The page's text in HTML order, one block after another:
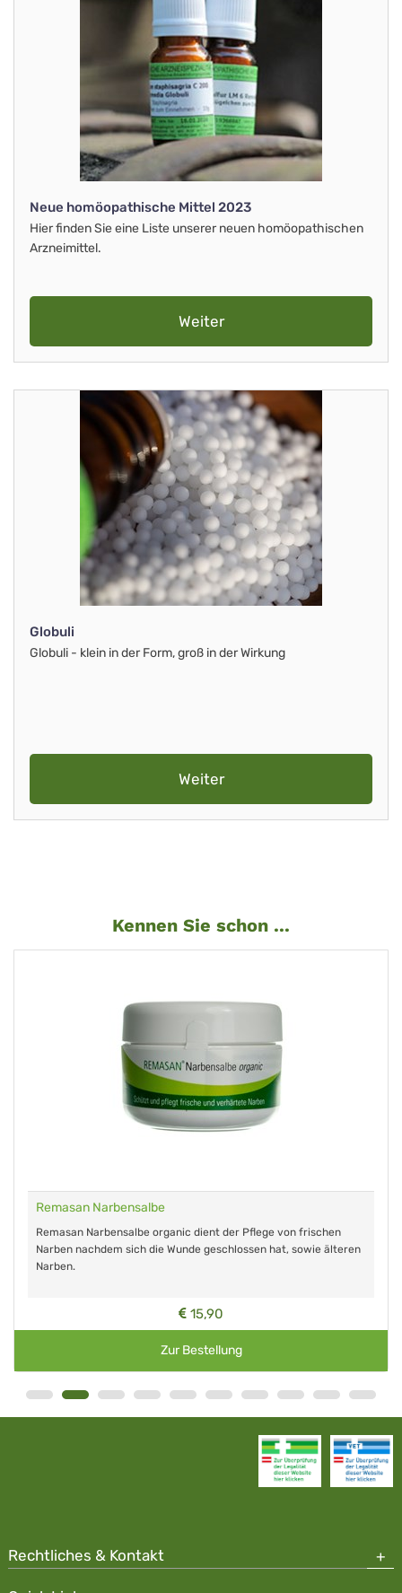
Neue homöopathische Mittel 2023
Hier finden Sie eine Liste unserer neuen homöopathischen
Arzneimittel.
Weiter
Globuli
Globuli - klein in der Form, groß in der Wirkung
Weiter
Kennen Sie schon ...
Remasan Narbensalbe
Remasan Narbensalbe organic dient der Pflege von frischen
Narben nachdem sich die Wunde geschlossen hat, sowie älteren
Narben.
15,90
Zur Bestellung
Rechtliches & Kontakt